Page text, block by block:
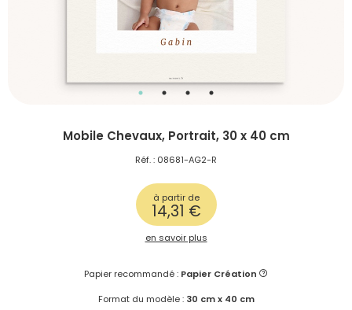
Mobile Chevaux, Portrait, 30 x 40 cm
Réf. : 08681-AG2-R
à partir de
14,31 €
en savoir plus
Papier recommandé : Papier Création
Format du modèle : 30 cm x 40 cm